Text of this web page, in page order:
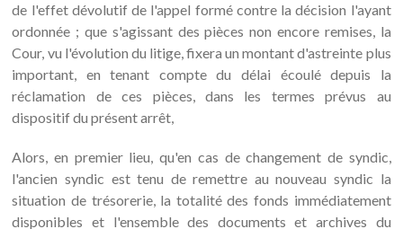
de l'effet dévolutif de l'appel formé contre la décision l'ayant
ordonnée ; que s'agissant des pièces non encore remises, la
Cour, vu l'évolution du litige, fixera un montant d'astreinte plus
important, en tenant compte du délai écoulé depuis la
réclamation de ces pièces, dans les termes prévus au
dispositif du présent arrêt,
Alors, en premier lieu, qu'en cas de changement de syndic,
l'ancien syndic est tenu de remettre au nouveau syndic la
situation de trésorerie, la totalité des fonds immédiatement
disponibles et l'ensemble des documents et archives du